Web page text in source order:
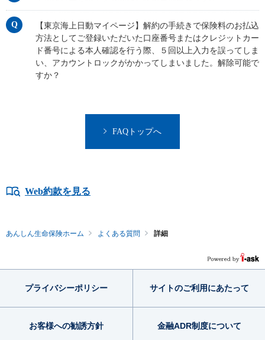
【東京海上日動マイページ】解約の手続きで保険料のお払込
方法としてご登録いただいた口座番号またはクレジットカー
ド番号による本人確認を行う際、５回以上入力を誤ってしま
い、アカウントロックがかかってしまいました。解除可能で
すか？
FAQトップへ
Web約款を見る
あんしん生命保険ホーム よくある質問 詳細
プライバシーポリシー サイトのご利用にあたって
お客様への勧誘方針 金融ADR制度について